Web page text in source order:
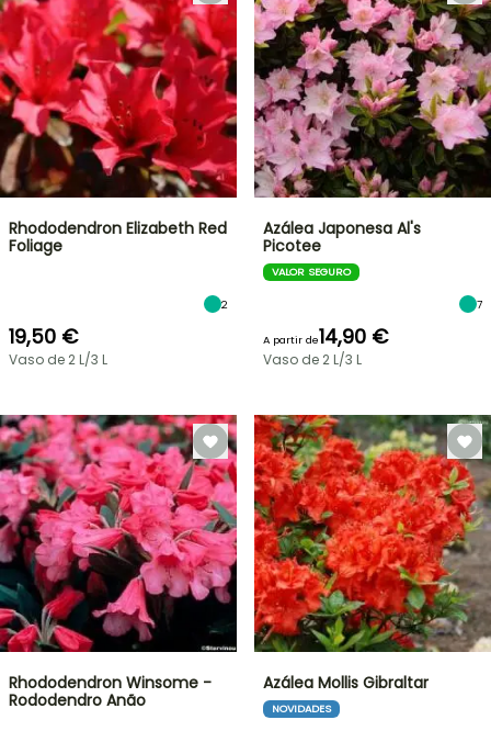
Rhododendron Elizabeth Red
Foliage
2
19,50 €
Vaso de 2 L/3 L
Azálea Japonesa Al's
Picotee
VALOR SEGURO
7
A partir de14,90 €
Vaso de 2 L/3 L
Rhododendron Winsome -
Rododendro Anão
Azálea Mollis Gibraltar
NOVIDADES